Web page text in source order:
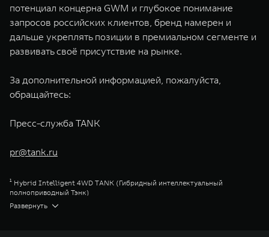
потенциал концерна GWM и глубокое понимание
запросов российских клиентов, бренд намерен и
дальше укреплять позиции в премиальном сегменте и
развивать своё присутствие на рынке.
За дополнительной информацией, пожалуйста,
обращайтесь:
Пресс-служба TANK
pr@tank.ru
¹ Hybrid Intelligent 4WD TANK (Гибридный интеллектуальный
полноприводный Тэнк)
² Продажи за период Март 2023 г. – Ноябрь 2025 г.
³ Сити Премиум
Развернуть